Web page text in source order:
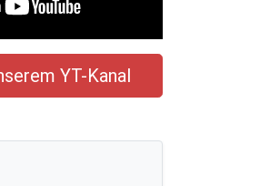
YT-Kanal